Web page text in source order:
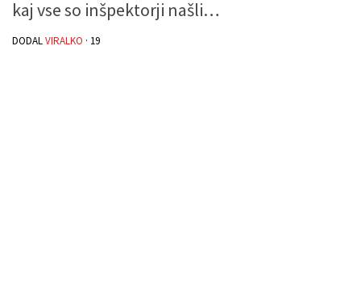
kaj vse so inšpektorji našli…
DODALVIRALKO · 19